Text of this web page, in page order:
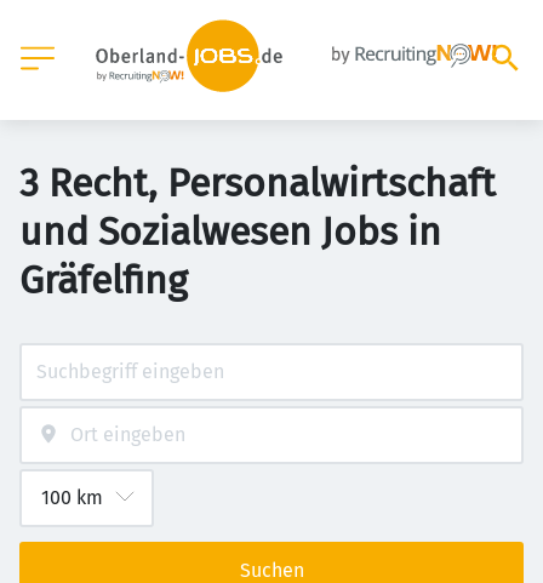
3 Recht, Personalwirtschaft
und Sozialwesen Jobs in
Gräfelfing
Suchen